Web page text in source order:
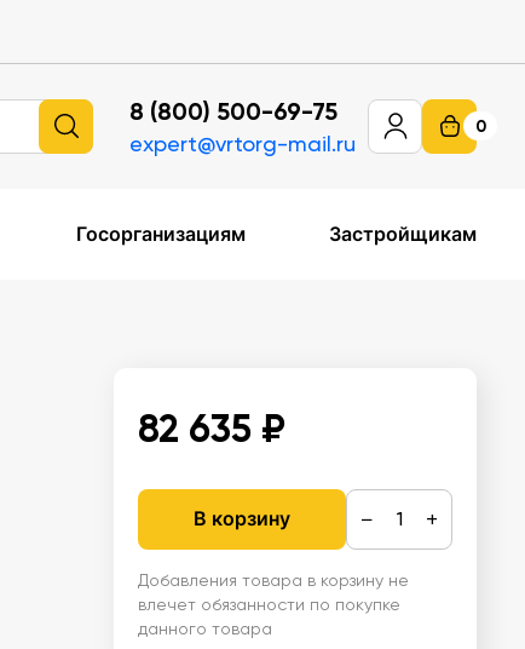
8 (800) 500-69-75
expert@vrtorg-mail.ru
0
Госорганизациям Застройщикам
82 635 ₽
В корзину − +
Добавления товара в корзину не
влечет обязанности по покупке
данного товара